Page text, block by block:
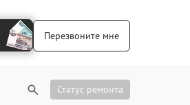
Перезвоните мне
Статус ремонта